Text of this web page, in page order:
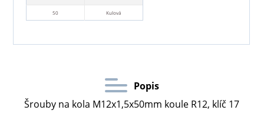
50 Kulová
Popis
Šrouby na kola M12x1,5x50mm koule R12, klíč 17